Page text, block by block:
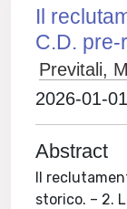
Il
C.D. pre-
Previtali,
2026-01-01
Abstract
Il
storico. – 2.